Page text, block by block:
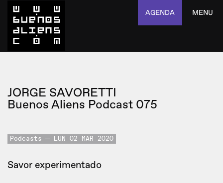
AGENDA MENU
JORGE SAVORETTI
Buenos Aliens Podcast 075
Podcasts LUN 02 MAR 2020
Savor experimentado